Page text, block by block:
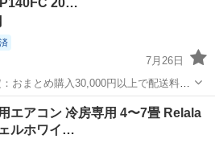
20…
7月26日
まとめ購入30,000円以上で配送料無
上かかる地域を除く。 予約制となり
メッセージをお願いします！ 連絡なし
季節、空調家電 FHCP
房専用 4〜7畳 Relala
ルホワイ…